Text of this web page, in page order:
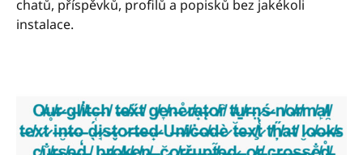
chatů, příspěvků, profilů a popisků bez jakékoli
instalace.